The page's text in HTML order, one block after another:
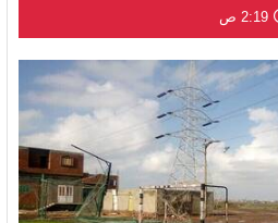
2:19 ص